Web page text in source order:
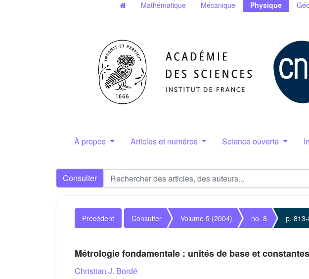
Mathématique Mécanique Physique
À propos Articles et numéros Science ouverte
Consulter
Précédent Consulter Volume 5 (2004) no. 8 p.
Métrologie fondamentale : unités de base et
Christian J. Bordé